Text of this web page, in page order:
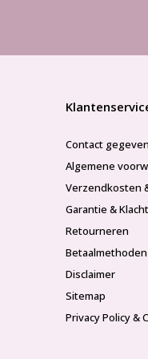
Contact
Algemene
Verzendkosten
Garantie &
Retourneren
Betaalmethoden
Disclaimer
Sitemap
Privacy Policy &